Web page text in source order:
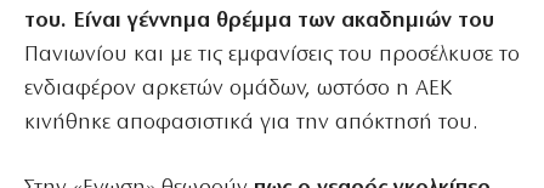
του. Είναι γέννημα θρέμμα των ακαδημιών του
Πανιωνίου και με τις εμφανίσεις του προσέλκυσε το
ενδιαφέρον αρκετών ομάδων, ωστόσο η ΑΕΚ
κινήθηκε αποφασιστικά για την απόκτησή του.